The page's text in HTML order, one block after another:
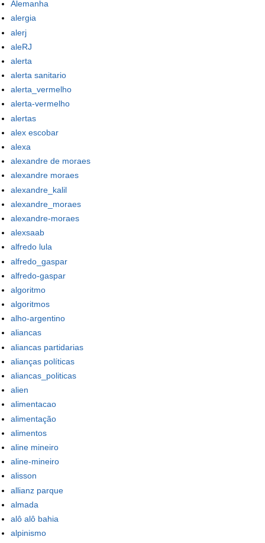
Alemanha
alergia
alerj
aleRJ
alerta
alerta sanitario
alerta_vermelho
alerta-vermelho
alertas
alex escobar
alexa
alexandre de moraes
alexandre moraes
alexandre_kalil
alexandre_moraes
alexandre-moraes
alexsaab
alfredo lula
alfredo_gaspar
alfredo-gaspar
algoritmo
algoritmos
alho-argentino
aliancas
aliancas partidarias
alianças políticas
aliancas_politicas
alien
alimentacao
alimentação
alimentos
aline mineiro
aline-mineiro
alisson
allianz parque
almada
alô alô bahia
alpinismo